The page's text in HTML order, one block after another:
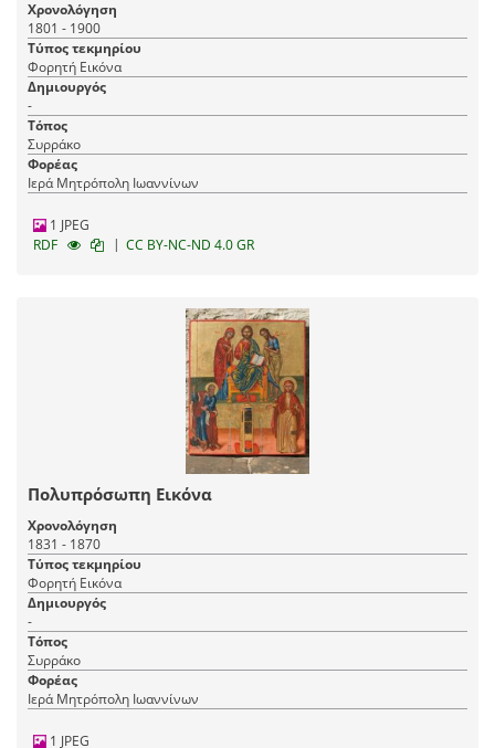
Χρονολόγηση
1801 - 1900
Τύπος τεκμηρίου
Φορητή Εικόνα
Δημιουργός
-
Τόπος
Συρράκο
Φορέας
Ιερά Μητρόπολη Ιωαννίνων
1 JPEG
RDF
| CC BY-NC-ND 4.0 GR
Πολυπρόσωπη Εικόνα
Χρονολόγηση
1831 - 1870
Τύπος τεκμηρίου
Φορητή Εικόνα
Δημιουργός
-
Τόπος
Συρράκο
Φορέας
Ιερά Μητρόπολη Ιωαννίνων
1 JPEG